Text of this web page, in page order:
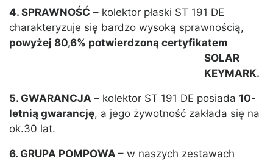
4. SPRAWNOŚĆ – kolektor płaski ST 191 DE
charakteryzuje się bardzo wysoką sprawnością,
powyżej 80,6% potwierdzoną certyfikatem
SOLAR
KEYMARK.
5. GWARANCJA – kolektor ST 191 DE posiada 10-
letnią gwarancję, a jego żywotność zakłada się na
ok.30 lat.
6. GRUPA POMPOWA – w naszych zestawach